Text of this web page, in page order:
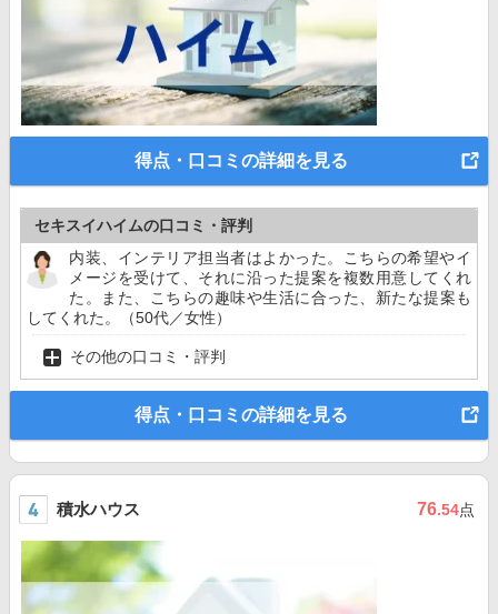
得点・口コミの詳細を見る
セキスイハイムの口コミ・評判
内装、インテリア担当者はよかった。こちらの希望やイ
メージを受けて、それに沿った提案を複数用意してくれ
た。また、こちらの趣味や生活に合った、新たな提案も
してくれた。（50代／女性）
その他の口コミ・評判
得点・口コミの詳細を見る
積水ハウス 76.54点